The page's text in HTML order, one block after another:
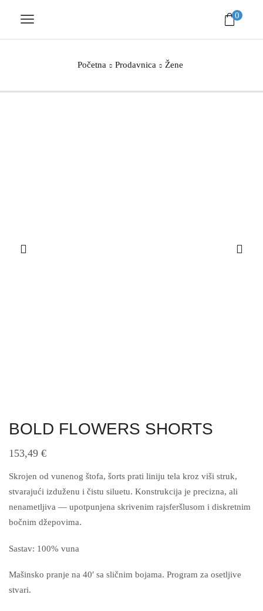
0
Početna Prodavnica Žene
BOLD FLOWERS SHORTS
153,49 €
Skrojen od vunenog štofa, šorts prati liniju tela kroz viši struk,
stvarajući izduženu i čistu siluetu. Konstrukcija je precizna, ali
nenametljiva — upotpunjena skrivenim rajsferšlusom i diskretnim
bočnim džepovima.
Sastav: 100% vuna
Mašinsko pranje na 40′ sa sličnim bojama. Program za osetljive
stvari.